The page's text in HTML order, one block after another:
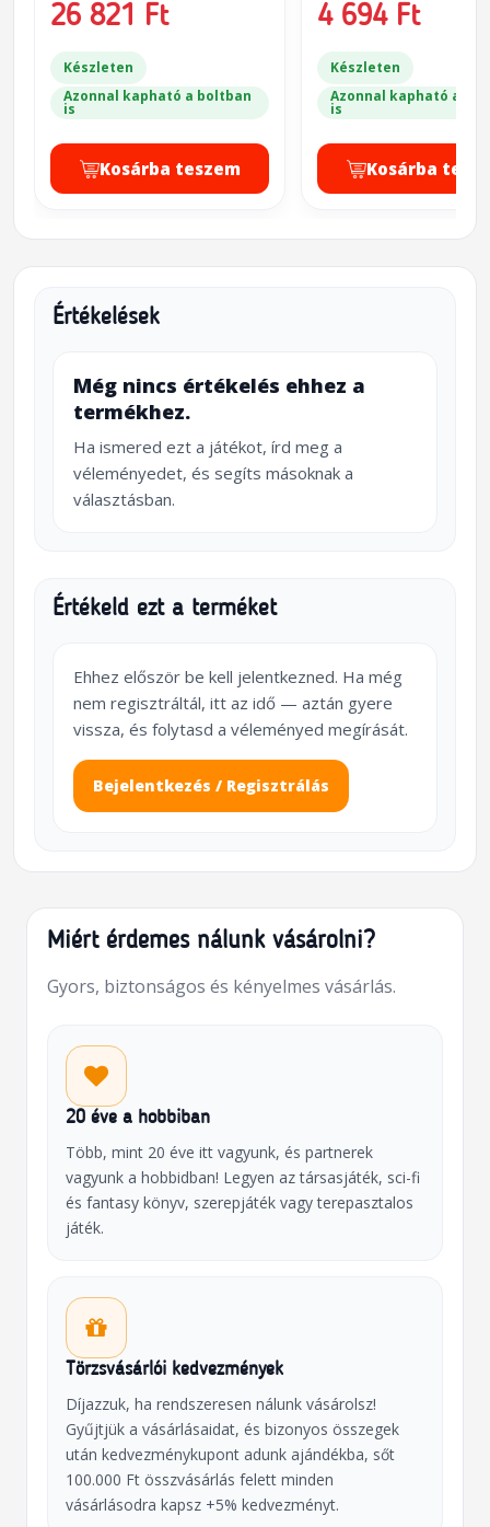
Hunt)
26 821 Ft
Készleten
Azonnal kapható a boltban
is
Kosárba teszem
4 694 Ft
Készleten
Azonnal kapható a
is
Kosárba
Értékelések
Még nincs értékelés ehhez a
termékhez.
Ha ismered ezt a játékot, írd meg a
véleményedet, és segíts másoknak a
választásban.
Értékeld ezt a terméket
Ehhez először be kell jelentkezned. Ha még
nem regisztráltál, itt az idő — aztán gyere
vissza, és folytasd a véleményed megírását.
Bejelentkezés / Regisztrálás
Miért érdemes nálunk vásárolni?
Gyors, biztonságos és kényelmes vásárlás.
20 éve a hobbiban
Több, mint 20 éve itt vagyunk, és partnerek
vagyunk a hobbidban! Legyen az társasjáték, sci-fi
és fantasy könyv, szerepjáték vagy terepasztalos
játék.
Törzsvásárlói kedvezmények
Díjazzuk, ha rendszeresen nálunk vásárolsz!
Gyűjtjük a vásárlásaidat, és bizonyos összegek
után kedvezménykupont adunk ajándékba, sőt
100.000 Ft összvásárlás felett minden
vásárlásodra kapsz +5% kedvezményt.